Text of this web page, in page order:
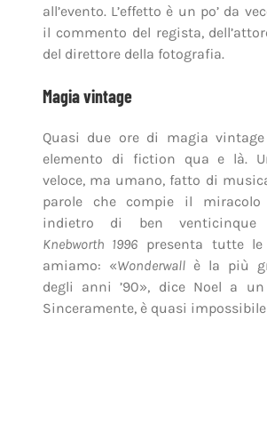
all’evento. L’effetto è un po’ da
il commento del regista,
del direttore della fotografia.
Magia vintage
Quasi due ore di magia
elemento di fiction qua e là.
veloce, ma umano, fatto di
parole che compie il
indietro di ben
Knebworth 1996 presenta tutte
amiamo: «Wonderwall è la più
degli anni ’90», dice Noel a
Sinceramente, è quasi